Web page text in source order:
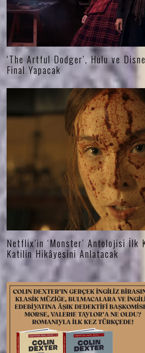
‘The Artful Dodger’, Hulu ve
Final Yapacak
Netflix’in ‘Monster’ Antolojisi İlk
Katilin Hikâyesini Anlatacak